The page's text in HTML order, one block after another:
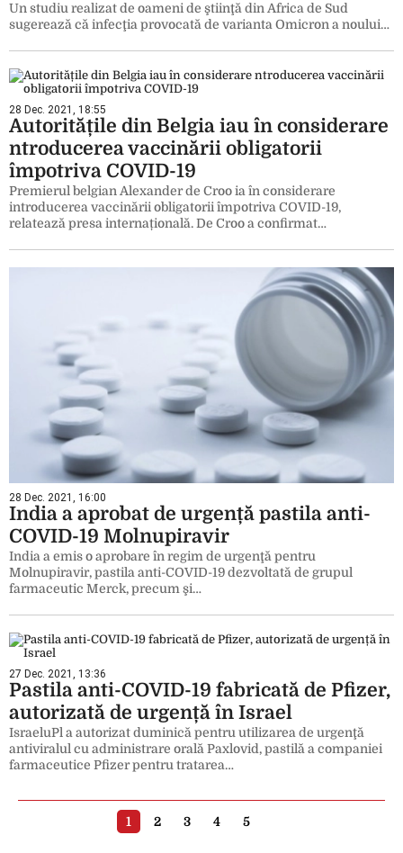
Un studiu realizat de oameni de ştiinţă din Africa de Sud
sugerează că infecţia provocată de varianta Omicron a noului…
28 Dec. 2021, 18:55
Autoritățile din Belgia iau în considerare
ntroducerea vaccinării obligatorii
împotriva COVID-19
Premierul belgian Alexander de Croo ia în considerare
introducerea vaccinării obligatorii împotriva COVID-19,
relatează presa internațională. De Croo a confirmat…
28 Dec. 2021, 16:00
India a aprobat de urgență pastila anti-
COVID-19 Molnupiravir
India a emis o aprobare în regim de urgenţă pentru
Molnupiravir, pastila anti-COVID-19 dezvoltată de grupul
farmaceutic Merck, precum şi…
27 Dec. 2021, 13:36
Pastila anti-COVID-19 fabricată de Pfizer,
autorizată de urgență în Israel
IsraeluPl a autorizat duminică pentru utilizarea de urgenţă
antiviralul cu administrare orală Paxlovid, pastilă a companiei
farmaceutice Pfizer pentru tratarea…
1 2 3 4 5